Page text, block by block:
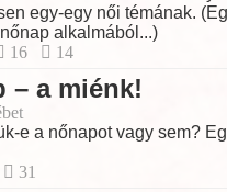
egy-egy női témának.
alkalmából...)
16 14
– a miénk!
e a nőnapot vagy sem?
31